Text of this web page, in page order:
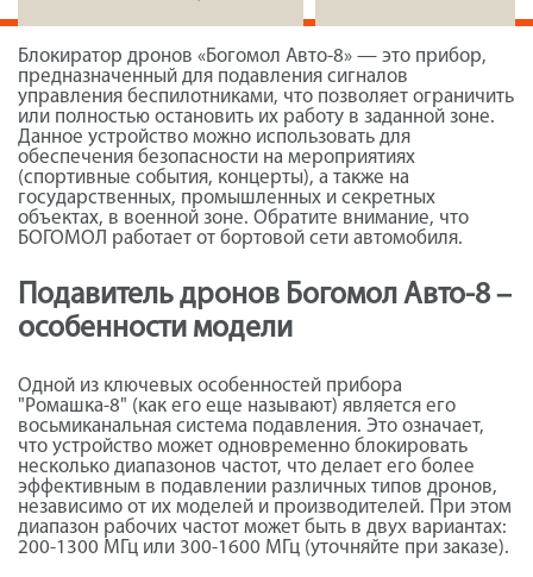
Блокиратор дронов «Богомол Авто-8» — это прибор,
предназначенный для подавления сигналов
управления беспилотниками, что позволяет ограничить
или полностью остановить их работу в заданной зоне.
Данное устройство можно использовать для
обеспечения безопасности на мероприятиях
(спортивные события, концерты), а также на
государственных, промышленных и секретных
объектах, в военной зоне. Обратите внимание, что
БОГОМОЛ работает от бортовой сети автомобиля.
Подавитель дронов Богомол Авто-8 –
особенности модели
Одной из ключевых особенностей прибора
"Ромашка-8" (как его еще называют) является его
восьмиканальная система подавления. Это означает,
что устройство может одновременно блокировать
несколько диапазонов частот, что делает его более
эффективным в подавлении различных типов дронов,
независимо от их моделей и производителей. При этом
диапазон рабочих частот может быть в двух вариантах:
200-1300 МГц или 300-1600 МГц (уточняйте при заказе).